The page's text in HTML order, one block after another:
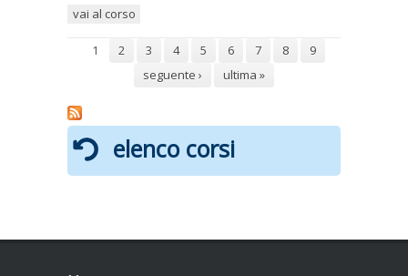
vai al corso
Pagine
1 2 3 4 5 6 7 8
9
seguente ›
ultima »
elenco corsi